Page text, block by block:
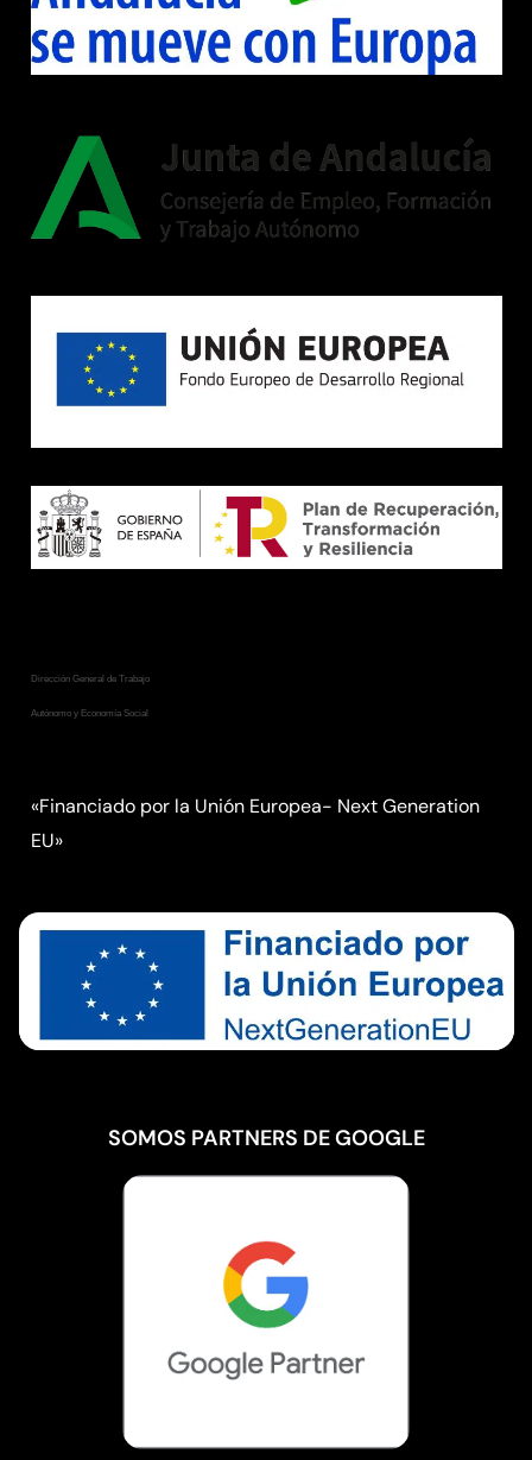
Dirección General de Trabajo
Autónomo y Economía Social
«Financiado por la Unión Europea- Next Generation
EU»
SOMOS PARTNERS DE GOOGLE